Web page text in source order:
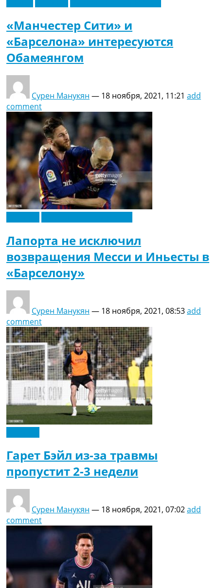
«Манчестер Сити» и
«Барселона» интересуются
Обамеянгом
Сурен Манукян — 18 ноября, 2021, 11:21 add
comment
Лапорта не исключил
возвращения Месси и Иньесты в
«Барселону»
Сурен Манукян — 18 ноября, 2021, 08:53add
comment
Гарет Бэйл из-за травмы
пропустит 2-3 недели
Сурен Манукян — 18 ноября, 2021, 07:02add
comment